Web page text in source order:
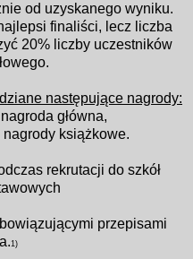
od uzyskanego wyniku.
finaliści, lecz liczba
20% liczby uczestników
następujące nagrody:
nagroda główna,
nagrody książkowe.
rekrutacji do szkół
przepisami
1)